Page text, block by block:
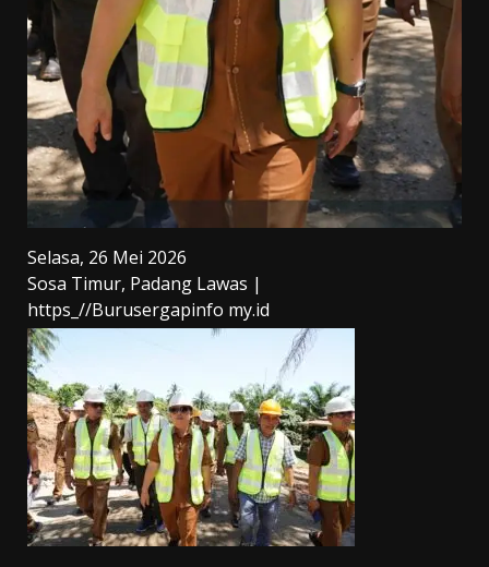
Selasa, 26 Mei 2026
Sosa Timur, Padang Lawas |
https_//Burusergapinfo my.id